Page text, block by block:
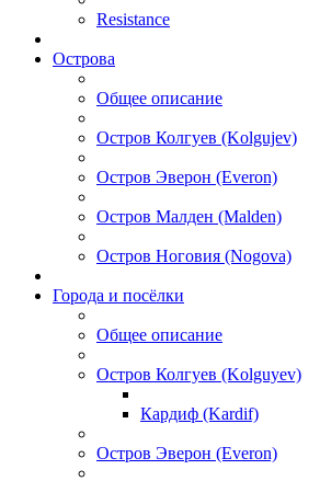
Resistance
Острова
Общее описание
Остров Колгуев (Kolgujev)
Остров Эверон (Everon)
Остров Малден (Malden)
Остров Ноговия (Nogova)
Города и посёлки
Общее описание
Остров Колгуев (Kolguyev)
Кардиф (Kardif)
Остров Эверон (Everon)